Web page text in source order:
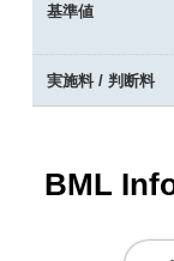
基準値
実施料 / 判断料
BML